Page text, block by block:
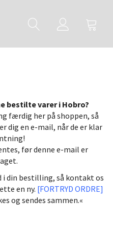
bestilte varer i Hobro?
færdig her på shoppen, så
dig en e-mail, når de er klar
før denne e-mail er
i din bestilling, så kontakt os
en ny. [FORTRYD ORDRE]
og sendes sammen.«